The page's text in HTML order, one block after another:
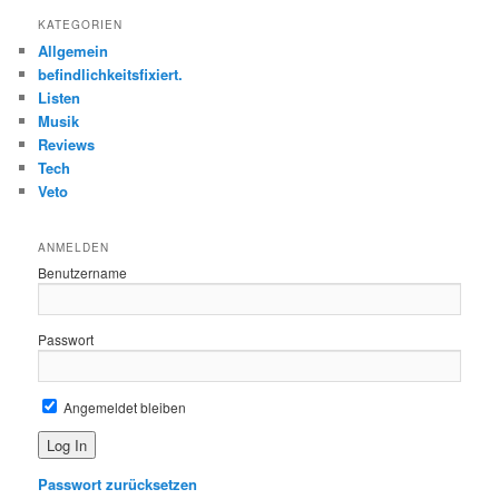
h
n
KATEGORIEN
Allgemein
befindlichkeitsfixiert.
Listen
Musik
Reviews
Tech
Veto
ANMELDEN
Benutzername
Passwort
Angemeldet bleiben
Passwort zurücksetzen